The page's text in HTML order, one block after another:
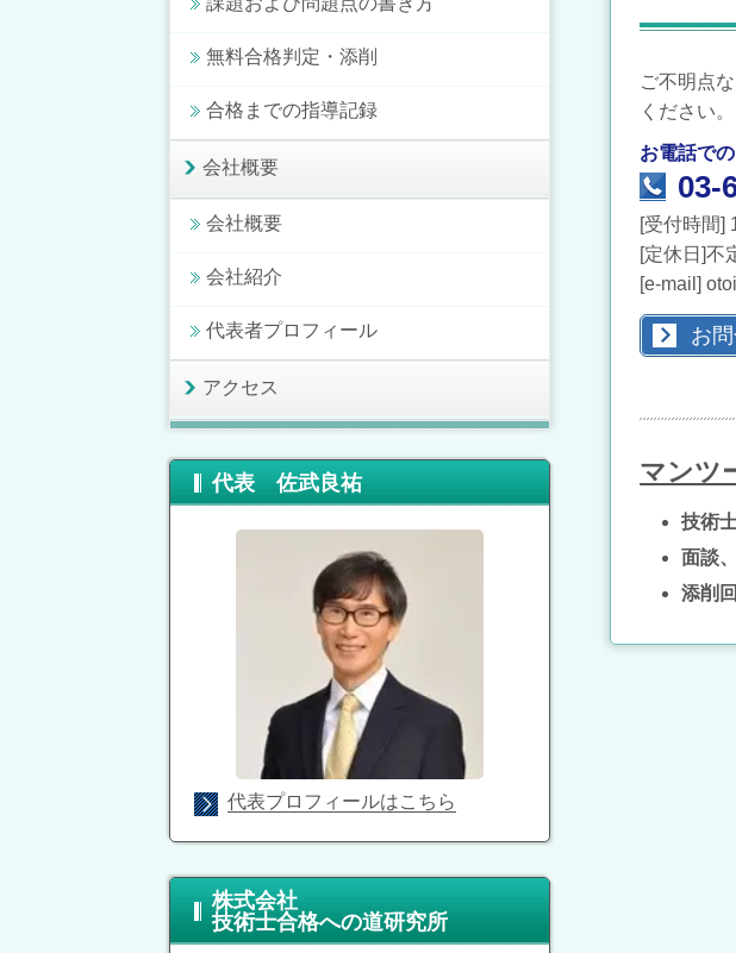
ご不明点
ください。
お電話で
03-
[受付時間]
[定休日]不
[e-mail]
お
マンツ
技術
面談
添削
無料合格判定・添削
合格までの指導記録
会社概要
会社概要
会社紹介
代表者プロフィール
アクセス
代表 佐武良祐
代表プロフィールはこちら
株式会社
技術士合格への道研究所